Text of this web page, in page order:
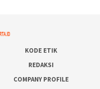
KODE ETIK
REDAKSI
COMPANY PROFILE